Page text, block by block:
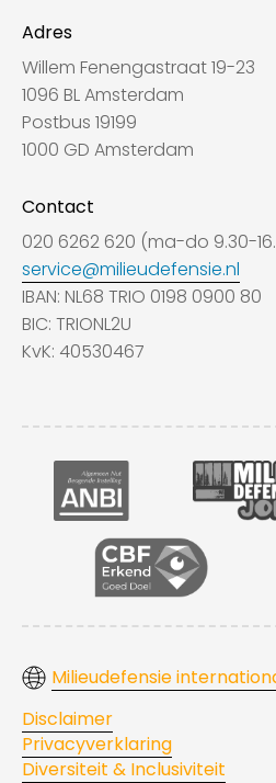
Adres
Willem Fenengastraat 19-23
1096 BL Amsterdam
Postbus 19199
1000 GD Amsterdam
Contact
020 6262 620 (ma-do 9.30-
service@milieudefensie.nl
IBAN: NL68 TRIO 0198 0900 80
BIC: TRIONL2U
KvK: 40530467
Milieudefensie
Disclaimer
Privacyverklaring
Diversiteit & Inclusiviteit